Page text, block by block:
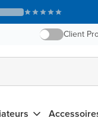
Client